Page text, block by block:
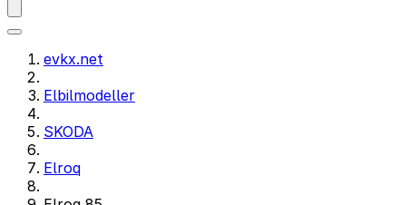
evkx.net
Elbilmodeller
SKODA
Elroq